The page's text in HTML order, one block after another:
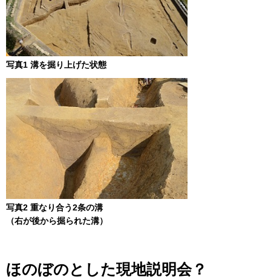
写真1 溝を掘り上げた状態
写真2 重なり合う2条の溝
（右が後から掘られた溝）
ほのぼのとした現地説明会？